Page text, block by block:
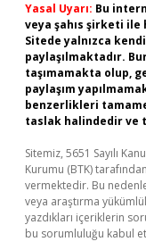
Yasal Uyarı: Bu
veya şahıs şirketi ile
Sitede yalnızca
paylaşılmaktadır.
taşımamakta olup,
paylaşım
benzerlikleri
taslak halindedir ve
Sitemiz, 5651 Sayılı
Kurumu (BTK)
vermektedir. Bu
veya araştırma
yazdıkları içeriklerin
bu sorumluluğu kabul